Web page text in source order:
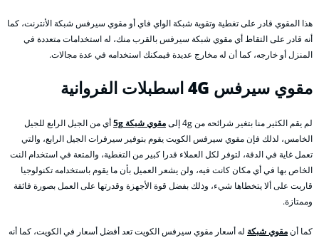
هذا المقوي قادر على تغطية وتقوية شبكة الواي فاي أو مقوي سيرفس شبكة الأنترنت، كما
أنه قادر على التقاط أي مقوي شبكة سيرفس بالقرب منك، له استخدامات متعددة في
المنزل أو خارجه، كما أن له مخارج عديدة فيمكنك استخدامه في عدة مجالات.
مقوي سيرفس 4G اسطبلات الفروانية
لم يقم الكثير منا بتغير شرائحه من 4g إلى مقوي شبكة 5g
أي من الجيل الرابع للجيل
الخامس، لذلك فإن مقوي سيرفس الكويت يقوم بتوفير سيرفرات الجيل الرابع، والتي
تعمل غاية في الدقة، لتوفر لكل العملاء قدرا كبير من التغطية، والمتعة في استخدام النت
الخاص بها في أي مكان كانت فيه، ولن يشعر العميل بأن ما يقوم باستخدامه تكنولوجيا
قاربت على ألا يتخطاها شيء، وذلك بفضل قوة الأجهزة وقدرتها على العمل بصورة فائقة
وممتازة.
كما أنمقوي شبكة له أسعار مقوي سيرفس الكويت تعد أفضل أسعار في الكويت، كما أنه